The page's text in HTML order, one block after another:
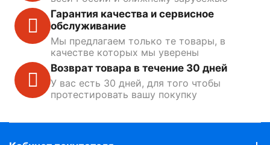
Гарантия качества и сервисное
обслуживание
Мы предлагаем только те товары, в
качестве которых мы уверены
Возврат товара в течение 30 дней
У вас есть 30 дней, для того чтобы
протестировать вашу покупку